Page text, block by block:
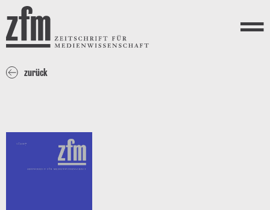
Direkt zum Inhalt
ZEITSCHRIFT FÜR
MEDIENWISSENSCHAFT
Menü
zurück